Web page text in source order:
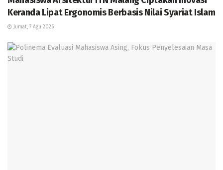
Keranda Lipat Ergonomis Berbasis Nilai Syariat Islam
Jumat, 7 Agu 2026